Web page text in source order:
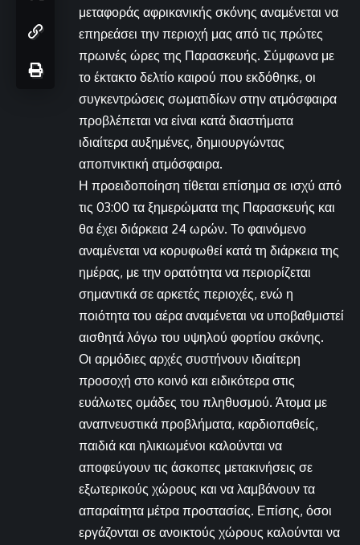
μεταφοράς αφρικανικής σκόνης αναμένεται να
επηρεάσει την περιοχή μας από τις πρώτες
πρωινές ώρες της Παρασκευής. Σύμφωνα με
το έκτακτο δελτίο καιρού που εκδόθηκε, οι
συγκεντρώσεις σωματιδίων στην ατμόσφαιρα
προβλέπεται να είναι κατά διαστήματα
ιδιαίτερα αυξημένες, δημιουργώντας
αποπνικτική ατμόσφαιρα.
Η προειδοποίηση τίθεται επίσημα σε ισχύ από
τις 03:00 τα ξημερώματα της Παρασκευής και
θα έχει διάρκεια 24 ωρών. Το φαινόμενο
αναμένεται να κορυφωθεί κατά τη διάρκεια της
ημέρας, με την ορατότητα να περιορίζεται
σημαντικά σε αρκετές περιοχές, ενώ η
ποιότητα του αέρα αναμένεται να υποβαθμιστεί
αισθητά λόγω του υψηλού φορτίου σκόνης.
Οι αρμόδιες αρχές συστήνουν ιδιαίτερη
προσοχή στο κοινό και ειδικότερα στις
ευάλωτες ομάδες του πληθυσμού. Άτομα με
αναπνευστικά προβλήματα, καρδιοπαθείς,
παιδιά και ηλικιωμένοι καλούνται να
αποφεύγουν τις άσκοπες μετακινήσεις σε
εξωτερικούς χώρους και να λαμβάνουν τα
απαραίτητα μέτρα προστασίας. Επίσης, όσοι
εργάζονται σε ανοικτούς χώρους καλούνται να